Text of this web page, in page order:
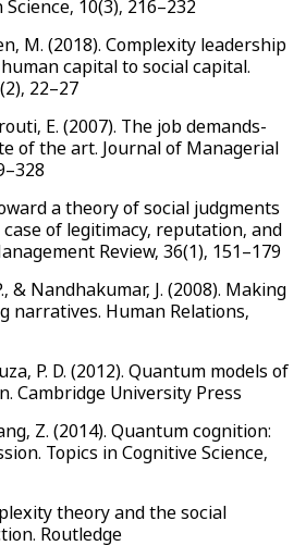
10(3), 216–232
M. (2018). Complexity leadership
capital to social capital.
22–27
E. (2007). The job demands-
of the art. Journal of Managerial
a theory of social judgments
of legitimacy, reputation, and
Review, 36(1), 151–179
& Nandhakumar, J. (2008). Making
narratives. Human Relations,
P. D. (2012). Quantum models of
Cambridge University Press
Z. (2014). Quantum cognition:
Topics in Cognitive Science,
theory and the social
Routledge